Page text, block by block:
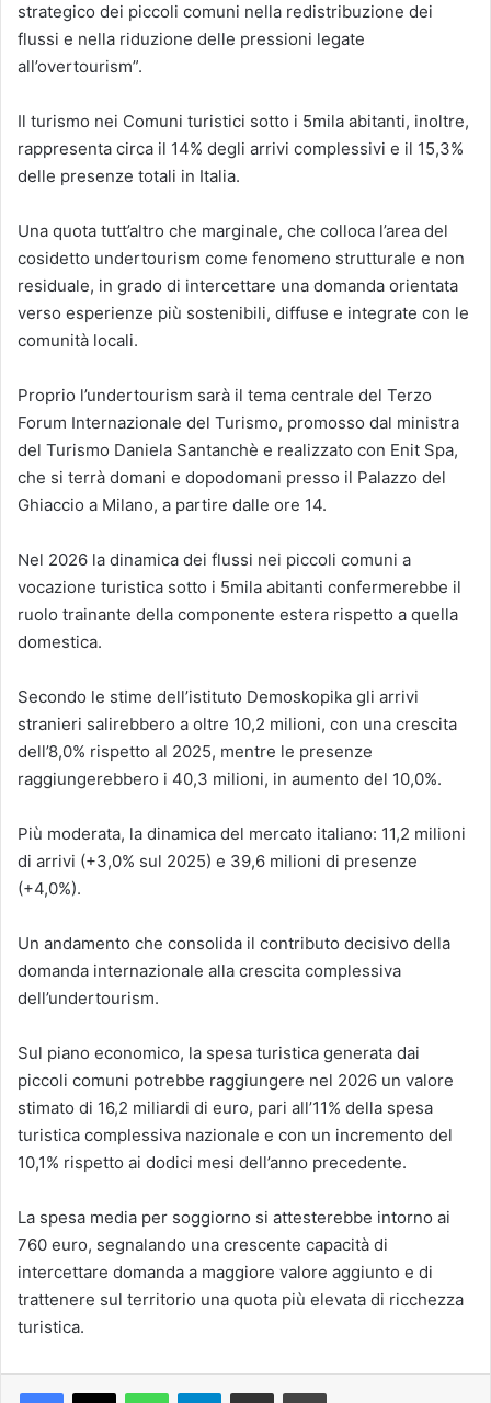
strategico dei piccoli comuni nella redistribuzione dei
flussi e nella riduzione delle pressioni legate
all’overtourism”.
Il turismo nei Comuni turistici sotto i 5mila abitanti, inoltre,
rappresenta circa il 14% degli arrivi complessivi e il 15,3%
delle presenze totali in Italia.
Una quota tutt’altro che marginale, che colloca l’area del
cosidetto undertourism come fenomeno strutturale e non
residuale, in grado di intercettare una domanda orientata
verso esperienze più sostenibili, diffuse e integrate con le
comunità locali.
Proprio l’undertourism sarà il tema centrale del Terzo
Forum Internazionale del Turismo, promosso dal ministra
del Turismo Daniela Santanchè e realizzato con Enit Spa,
che si terrà domani e dopodomani presso il Palazzo del
Ghiaccio a Milano, a partire dalle ore 14.
Nel 2026 la dinamica dei flussi nei piccoli comuni a
vocazione turistica sotto i 5mila abitanti confermerebbe il
ruolo trainante della componente estera rispetto a quella
domestica.
Secondo le stime dell’istituto Demoskopika gli arrivi
stranieri salirebbero a oltre 10,2 milioni, con una crescita
dell’8,0% rispetto al 2025, mentre le presenze
raggiungerebbero i 40,3 milioni, in aumento del 10,0%.
Più moderata, la dinamica del mercato italiano: 11,2 milioni
di arrivi (+3,0% sul 2025) e 39,6 milioni di presenze
(+4,0%).
Un andamento che consolida il contributo decisivo della
domanda internazionale alla crescita complessiva
dell’undertourism.
Sul piano economico, la spesa turistica generata dai
piccoli comuni potrebbe raggiungere nel 2026 un valore
stimato di 16,2 miliardi di euro, pari all’11% della spesa
turistica complessiva nazionale e con un incremento del
10,1% rispetto ai dodici mesi dell’anno precedente.
La spesa media per soggiorno si attesterebbe intorno ai
760 euro, segnalando una crescente capacità di
intercettare domanda a maggiore valore aggiunto e di
trattenere sul territorio una quota più elevata di ricchezza
turistica.
Telegram